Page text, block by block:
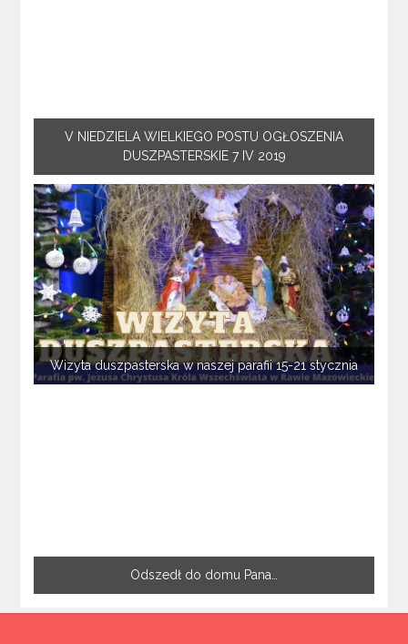
V NIEDZIELA WIELKIEGO POSTU OGŁOSZENIA
DUSZPASTERSKIE 7 IV 2019
Wizyta duszpasterska w naszej parafii 15-21 stycznia
Odszedł do domu Pana…